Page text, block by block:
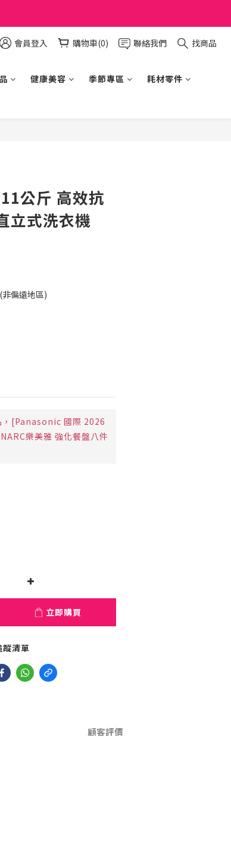
會員登入 購物車(0) 聯絡我們 找商品
健康美容 季節專區
耗材零件
公斤 高效抗
立式洗衣機
偏遠地區)
，[Panasonic 國際 2026
樂美雅 強化餐盤八件
立即購買
蹤清單
顧客評價